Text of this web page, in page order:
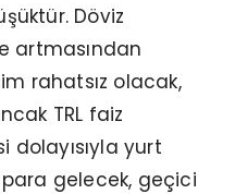
Döviz
artmasından
rahatsız olacak,
TRL faiz
dolayısıyla yurt
para gelecek, geçici